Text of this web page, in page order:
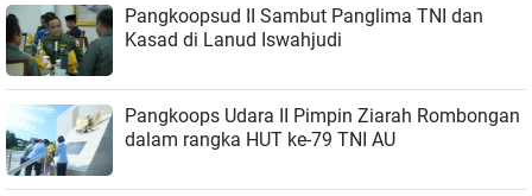
Pangkoopsud II Sambut Panglima TNI dan
Kasad di Lanud Iswahjudi
Pangkoops Udara II Pimpin Ziarah Rombongan
dalam rangka HUT ke-79 TNI AU